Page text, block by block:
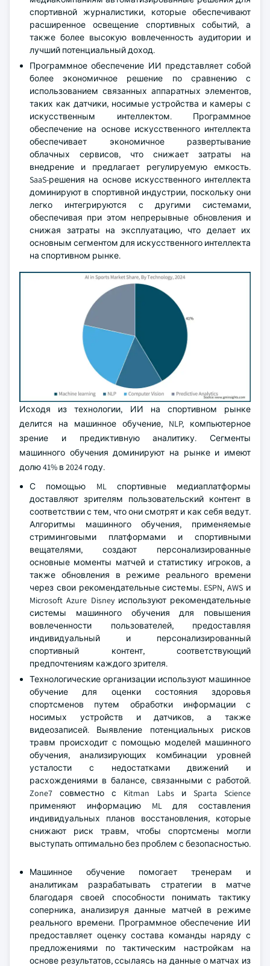
спортивной журналистики, которые обеспечивают
расширенное освещение спортивных событий, а
также более высокую вовлеченность аудитории и
лучший потенциальный доход.
Программное обеспечение ИИ представляет собой
более экономичное решение по сравнению с
использованием связанных аппаратных элементов,
таких как датчики, носимые устройства и камеры с
искусственным интеллектом. Программное
обеспечение на основе искусственного интеллекта
обеспечивает экономичное развертывание
облачных сервисов, что снижает затраты на
внедрение и предлагает регулируемую емкость.
SaaS-решения на основе искусственного интеллекта
доминируют в спортивной индустрии, поскольку они
легко интегрируются с другими системами,
обеспечивая при этом непрерывные обновления и
снижая затраты на эксплуатацию, что делает их
основным сегментом для искусственного интеллекта
на спортивном рынке.
Исходя из технологии, ИИ на спортивном рынке
делится на машинное обучение, NLP, компьютерное
зрение и предиктивную аналитику. Сегменты
машинного обучения доминируют на рынке и имеют
долю 41% в 2024 году.
С помощью ML спортивные медиаплатформы
доставляют зрителям пользовательский контент в
соответствии с тем, что они смотрят и как себя ведут.
Алгоритмы машинного обучения, применяемые
стриминговыми платформами и спортивными
вещателями, создают персонализированные
основные моменты матчей и статистику игроков, а
также обновления в режиме реального времени
через свои рекомендательные системы. ESPN, AWS и
Microsoft Azure Disney используют рекомендательные
системы машинного обучения для повышения
вовлеченности пользователей, предоставляя
индивидуальный и персонализированный
спортивный контент, соответствующий
предпочтениям каждого зрителя.
Технологические организации используют машинное
обучение для оценки состояния здоровья
спортсменов путем обработки информации с
носимых устройств и датчиков, а также
видеозаписей. Выявление потенциальных рисков
травм происходит с помощью моделей машинного
обучения, анализирующих комбинации уровней
усталости с недостатками движений и
расхождениями в балансе, связанными с работой.
Zone7 совместно с Kitman Labs и Sparta Science
применяют информацию ML для составления
индивидуальных планов восстановления, которые
снижают риск травм, чтобы спортсмены могли
выступать оптимально без проблем с безопасностью.
Машинное обучение помогает тренерам и
аналитикам разрабатывать стратегии в матче
благодаря своей способности понимать тактику
соперника, анализируя данные матчей в режиме
реального времени. Программное обеспечение ИИ
предоставляет оценку состава команды наряду с
предложениями по тактическим настройкам на
основе результатов, ссылаясь на данные о матчах из